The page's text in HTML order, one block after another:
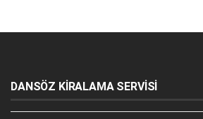
DANSÖZ KİRALAMA SERVİSİ